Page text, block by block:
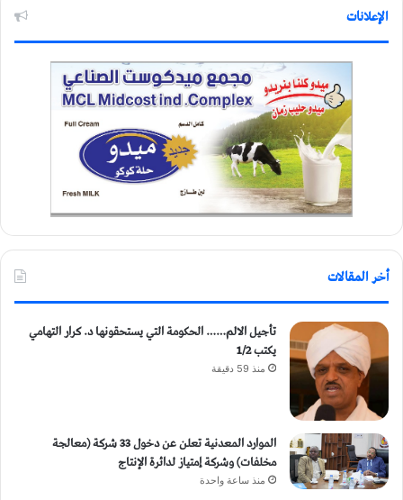
الإعلانات
أخر المقالات
تأجيل الالم…… الحكومة التي يستحقونها د. كرار التهامي
يكتب 1/2
منذ 59 دقيقة
الموارد المعدنية تعلن عن دخول 33 شركة (معالجة
مخلفات) وشركة إمتياز لدائرة الإنتاج
منذ ساعة واحدة